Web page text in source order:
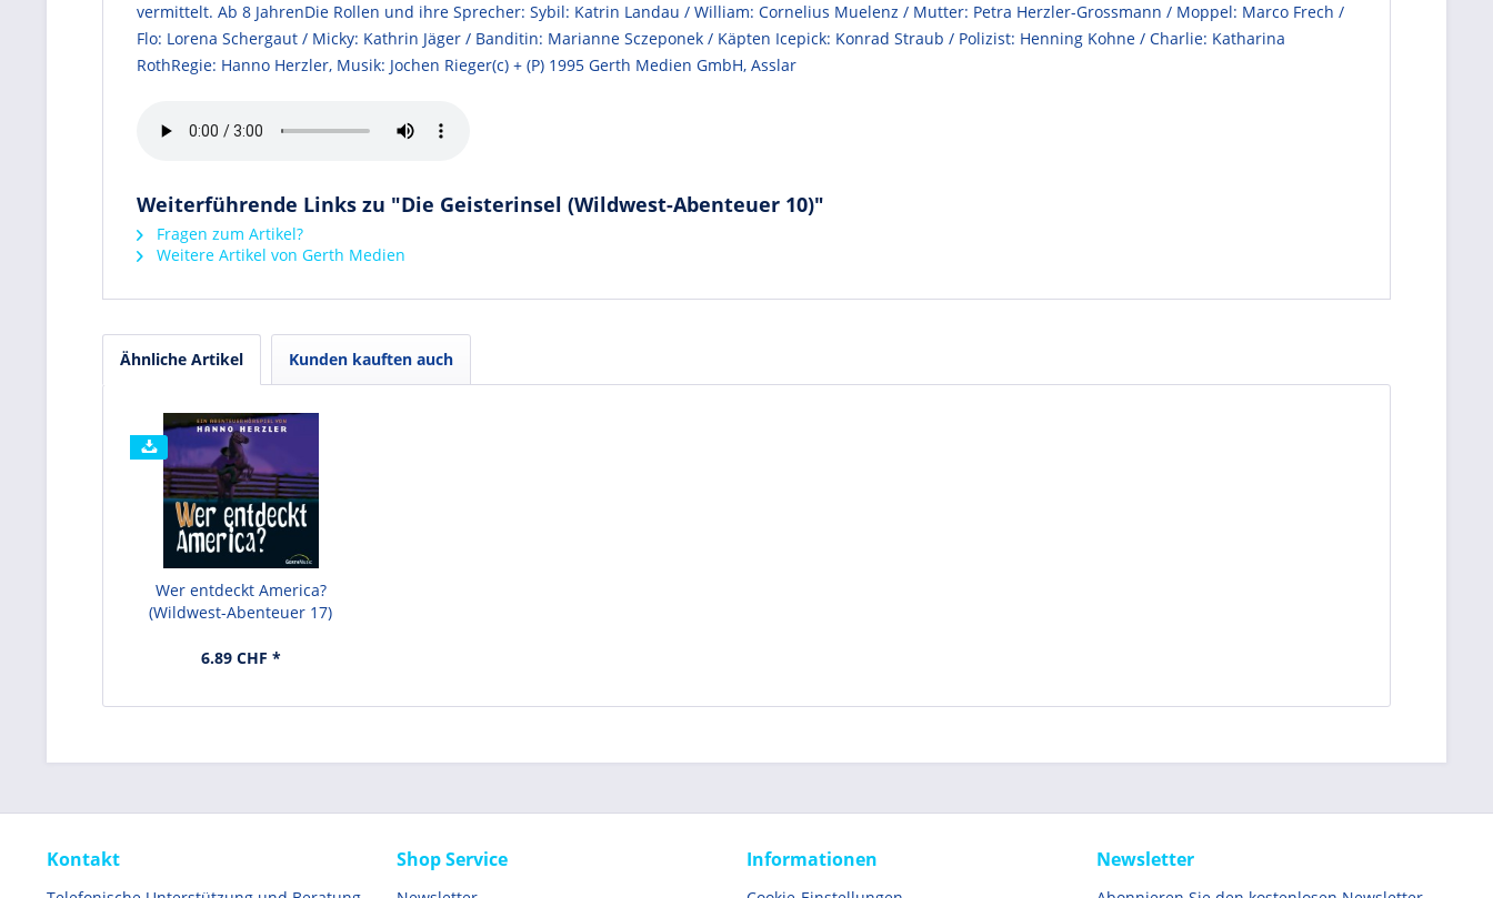
vermittelt. Ab 8 JahrenDie Rollen und ihre Sprecher: Sybil: Katrin Landau / William: Cornelius Muelenz / Mutter: Petra Herzler-Grossmann / Moppel: Marco Frech /
Flo: Lorena Schergaut / Micky: Kathrin Jäger / Banditin: Marianne Sczeponek / Käpten Icepick: Konrad Straub / Polizist: Henning Kohne / Charlie: Katharina
RothRegie: Hanno Herzler, Musik: Jochen Rieger(c) + (P) 1995 Gerth Medien GmbH, Asslar
Weiterführende Links zu "Die Geisterinsel (Wildwest-Abenteuer 10)"
Fragen zum Artikel?
Weitere Artikel von Gerth Medien
Ähnliche Artikel Kunden kauften auch
Wer entdeckt America?
(Wildwest-Abenteuer 17)
6.89 CHF *
Kontakt Shop Service Informationen Newsletter